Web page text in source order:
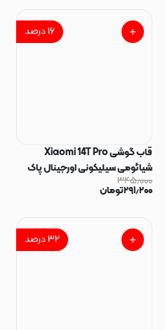
۱۶درصد
قاب گوشی Xiaomi 14T Pro
شیائومی سیلیکونی اورجینال پاک
کنی درجه یک زیربسته محافظ لنزدار
سفید کد 72337
۳۴۵٫۰۰۰
۲۹۱٫۲۰۰تومان
۳۲درصد